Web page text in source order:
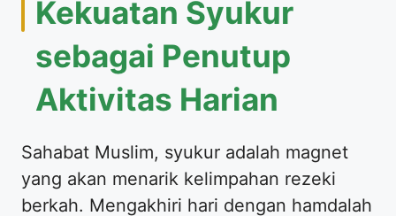
Kekuatan Syukur
sebagai Penutup
Aktivitas Harian
Sahabat Muslim, syukur adalah magnet
yang akan menarik kelimpahan rezeki
berkah. Mengakhiri hari dengan hamdalah